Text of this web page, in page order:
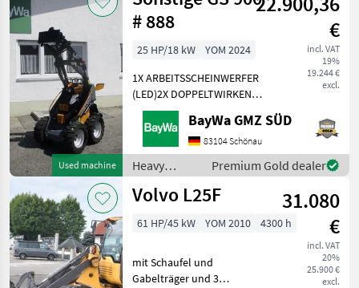
Used machine
# 888
€
incl. VAT
19%
19.244 €
excl.
25 HP/18 kW
YOM 2024
1X ARBEITSSCHEINWERFER
(LED)2X DOPPELTWIRKEND
MECHANISCHGEGENGEWICHT
UNTER DER TRITTGIANT
WERKZEUGAUFNAHMEMotor-
Moderner Kubota
Dreizylinderdieselmotor,
Typ
BayWa GMZ SÜD
83104 Schönau
Heavy
equipment/
construction
Sonstige
Premium Gold dealer
Volvo L25F
31.080
€
incl. VAT
20%
25.900 €
excl.
61 HP/45 kW YOM 2010 4300 h
mit Schaufel und
Gabelträger und 3